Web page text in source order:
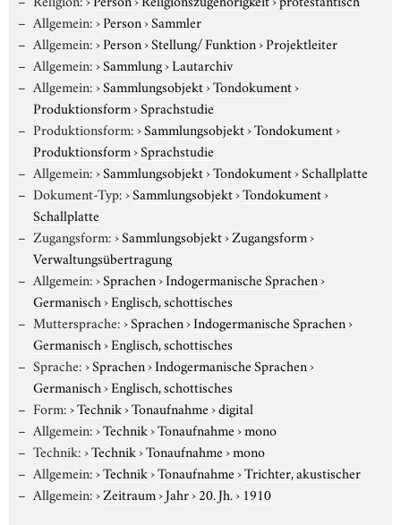
Allgemein:›Person›Sammler
Allgemein:›Person›Stellung/ Funktion›Projektleiter
Allgemein:›Sammlung›Lautarchiv
Allgemein:›Sammlungsobjekt›Tondokument›
Produktionsform›Sprachstudie
Produktionsform:›Sammlungsobjekt›Tondokument›
Produktionsform›Sprachstudie
Allgemein:›Sammlungsobjekt›Tondokument›Schallplatte
Dokument-Typ:›Sammlungsobjekt›Tondokument›
Schallplatte
Zugangsform:›Sammlungsobjekt›Zugangsform›
Verwaltungsübertragung
Allgemein:›Sprachen›Indogermanische Sprachen›
Germanisch›Englisch, schottisches
Muttersprache:›Sprachen›Indogermanische Sprachen›
Germanisch›Englisch, schottisches
Sprache:›Sprachen›Indogermanische Sprachen›
Germanisch›Englisch, schottisches
Form:›Technik›Tonaufnahme›digital
Allgemein:›Technik›Tonaufnahme›mono
Technik:›Technik›Tonaufnahme›mono
Allgemein:›Technik›Tonaufnahme›Trichter, akustischer
Allgemein:›Zeitraum›Jahr›20. Jh.› 1910